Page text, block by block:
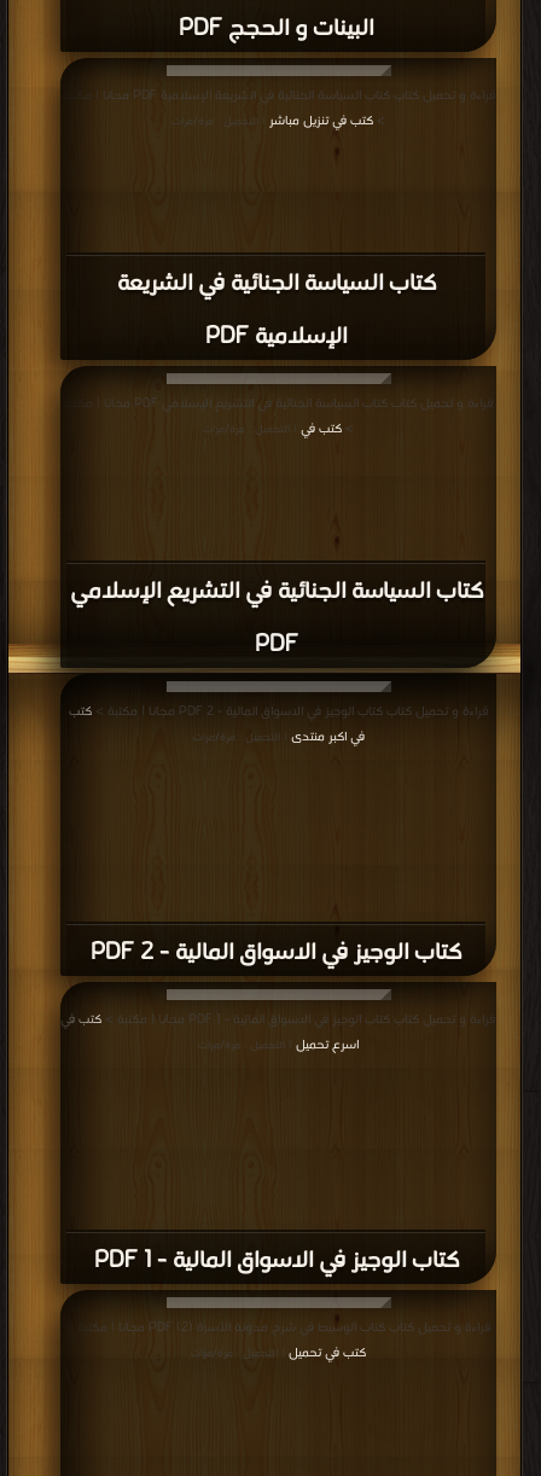
البينات و الحجج PDF
كتاب السياسة الجنائية في الشريعة
الإسلامية PDF
قراءة و تحميل كتاب كتاب السياسة الجنائية في الشريعة الإسلامية PDF مجانا | مكتبة
> كتب في تنزيل مباشر | التحميل : مرة/مرات
كتاب السياسة الجنائية في التشريع الإسلامي
PDF
قراءة و تحميل كتاب كتاب السياسة الجنائية في التشريع الإسلامي PDF مجانا | مكتبة
> كتب في | التحميل : مرة/مرات
كتاب الوجيز في الاسواق المالية - 2 PDF
قراءة و تحميل كتاب كتاب الوجيز في الاسواق المالية - 2 PDF مجانا | مكتبة >
كتب
في اكبر منتدى
| التحميل : مرة/مرات
كتاب الوجيز في الاسواق المالية - 1 PDF
قراءة و تحميل كتاب كتاب الوجيز في الاسواق المالية - 1 PDF مجانا | مكتبة >
كتب في
اسرع تحميل
| التحميل : مرة/مرات
قراءة و تحميل كتاب كتاب الوسيط في شرح مدونة الأسرة (2) PDF مجانا | مكتبة >
كتب في تحميل
| التحميل : مرة/مرات